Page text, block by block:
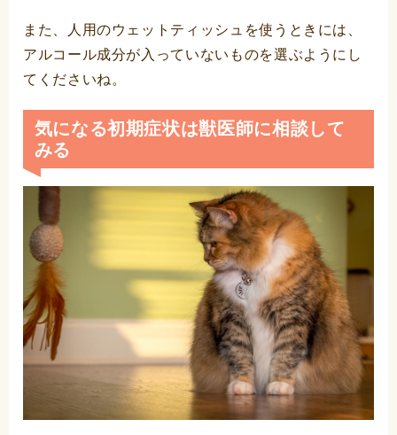
また、人用のウェットティッシュを使うときには、
アルコール成分が入っていないものを選ぶようにし
てくださいね。
気になる初期症状は獣医師に相談して
みる